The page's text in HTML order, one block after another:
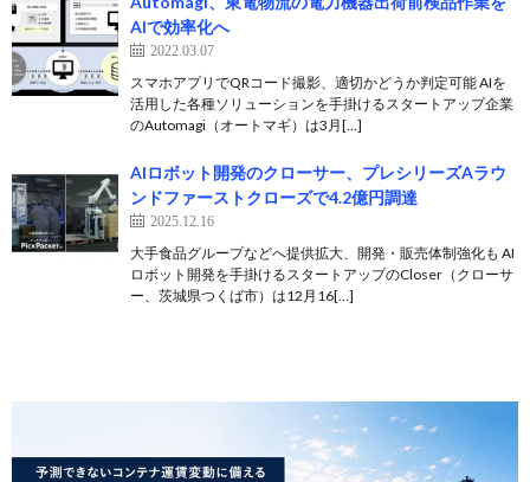
AIで効率化へ
2022.03.07
スマホアプリでQRコード撮影、適切かどうか判定可能 AIを
活用した各種ソリューションを手掛けるスタートアップ企業
のAutomagi（オートマギ）は3月[…]
AIロボット開発のクローサー、プレシリーズAラウ
ンドファーストクローズで4.2億円調達
2025.12.16
大手食品グループなどへ提供拡大、開発・販売体制強化も AI
ロボット開発を手掛けるスタートアップのCloser（クローサ
ー、茨城県つくば市）は12月16[…]